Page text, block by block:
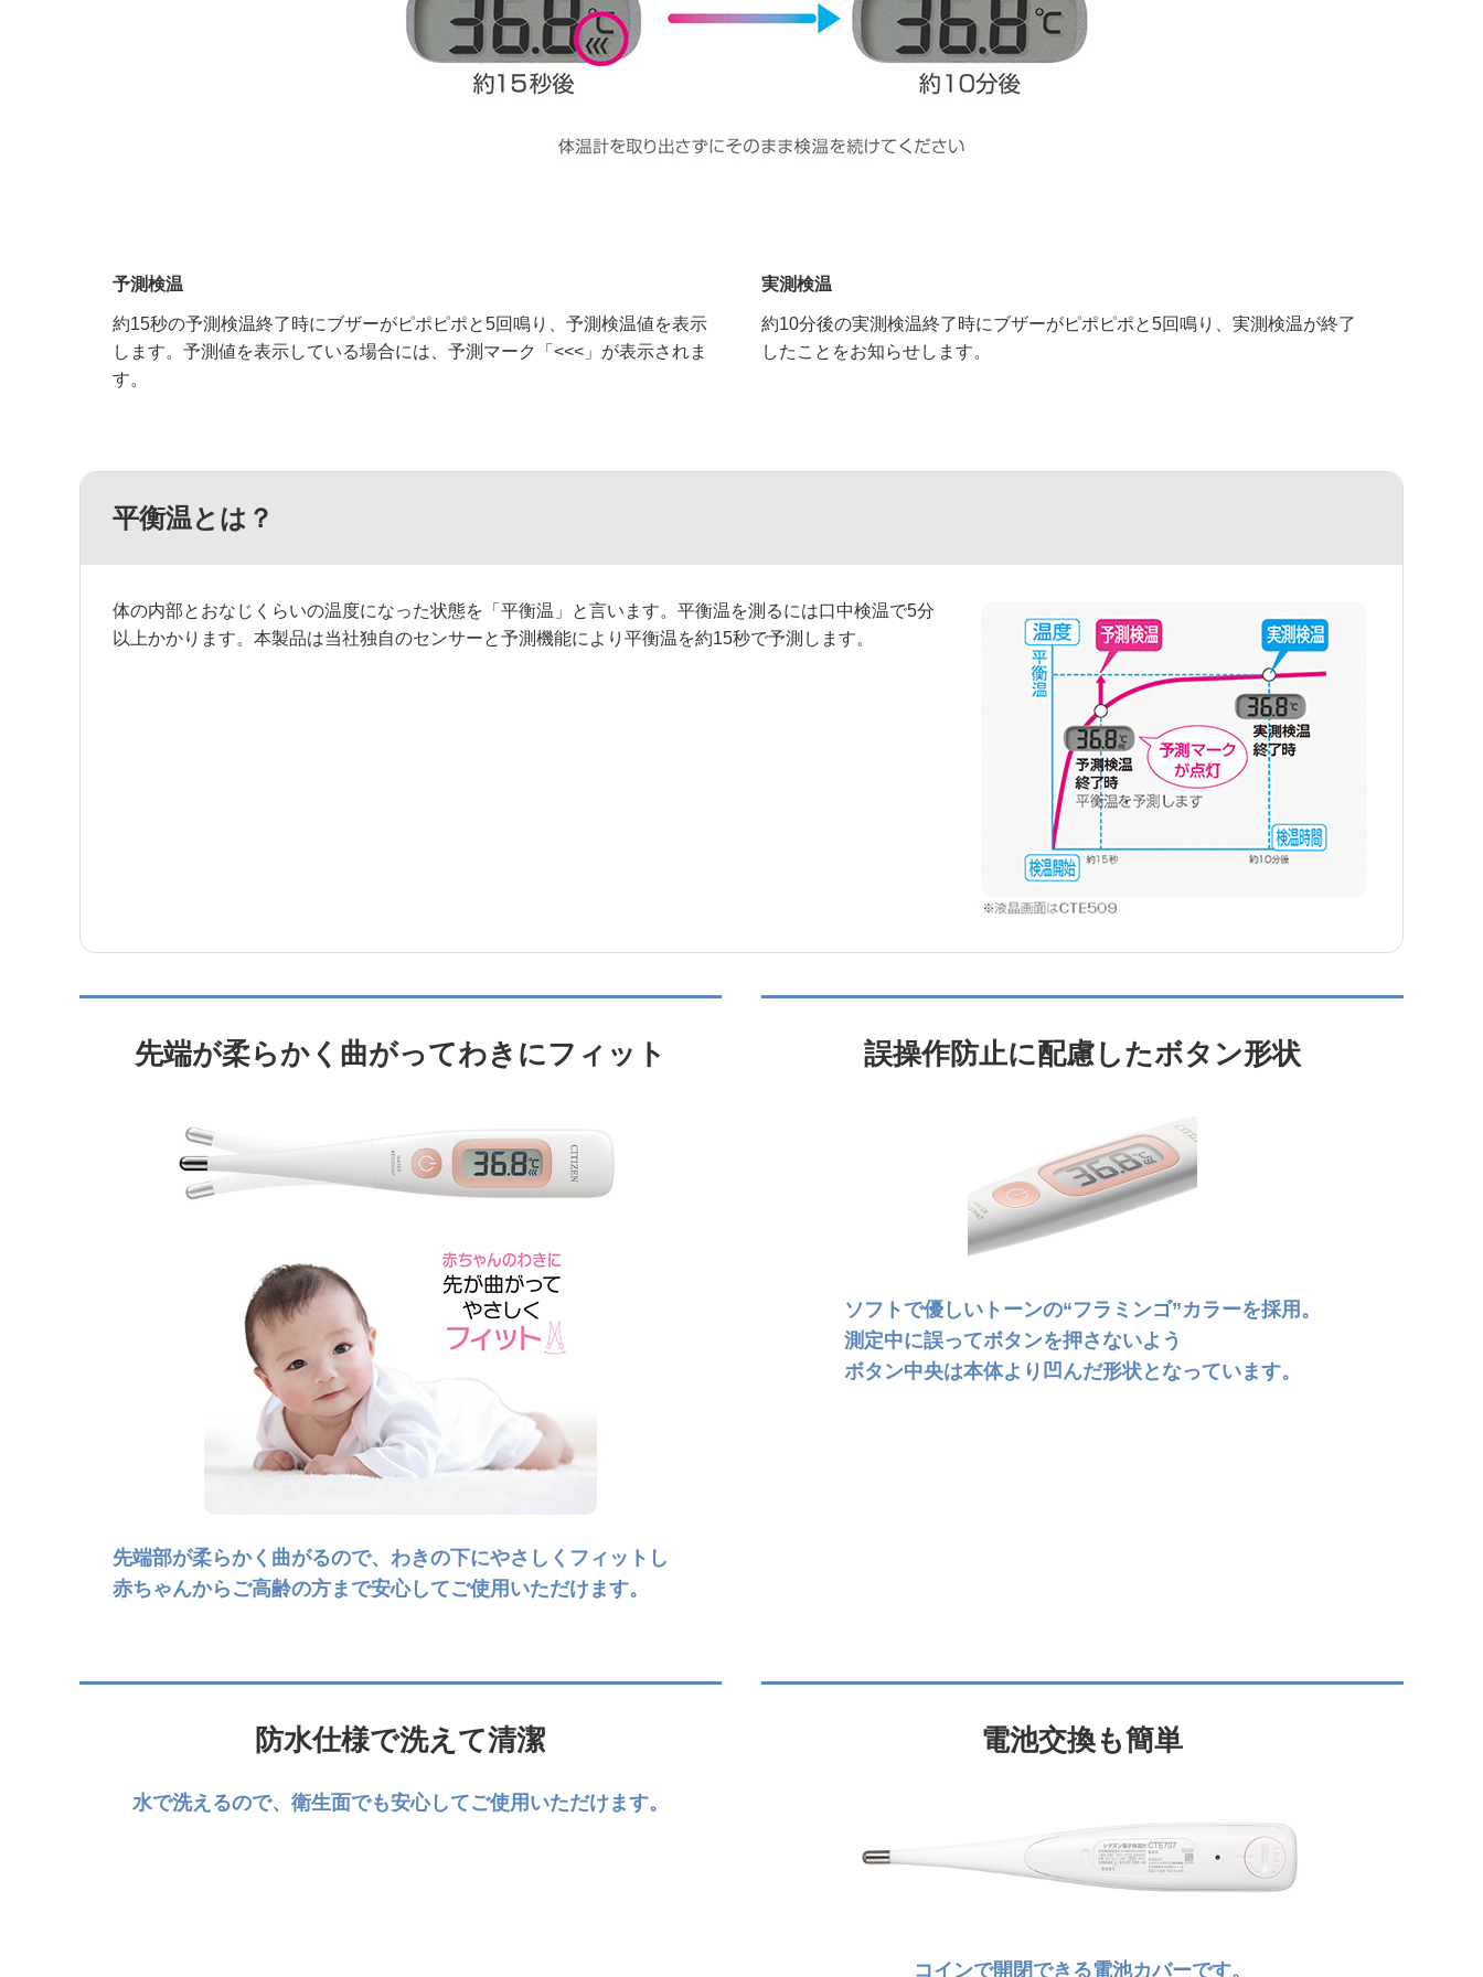
予測検温
約15秒の予測検温終了時にブザーがピポピポと5回鳴り、予測検温値を表示
します。予測値を表示している場合には、予測マーク「<<<」が表示されま
す。
実測検温
約10分後の実測検温終了時にブザーがピポピポと5回鳴り、実測検温が終了
したことをお知らせします。
平衡温とは？
体の内部とおなじくらいの温度になった状態を「平衡温」と言います。平衡温を測るには口中検温で5分
以上かかります。本製品は当社独自のセンサーと予測機能により平衡温を約15秒で予測します。
先端が柔らかく曲がってわきにフィット
先端部が柔らかく曲がるので、わきの下にやさしくフィットし
赤ちゃんからご高齢の方まで安心してご使用いただけます。
誤操作防止に配慮したボタン形状
ソフトで優しいトーンの“フラミンゴ”カラーを採用。
測定中に誤ってボタンを押さないよう
ボタン中央は本体より凹んだ形状となっています。
防水仕様で洗えて清潔
水で洗えるので、衛生面でも安心してご使用いただけます。
電池交換も簡単
コインで開閉できる電池カバーです。